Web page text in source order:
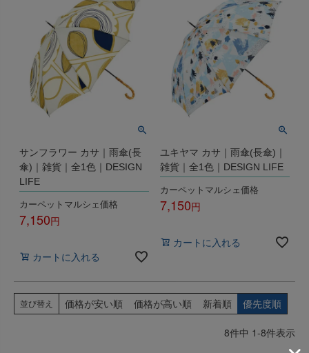
サンフラワー カサ｜雨傘(長
傘)｜雑貨｜全1色｜DESIGN
LIFE
カーペットマルシェ価格
7,150
カートに入れる
ユキヤマ カサ｜雨傘(長傘)｜
雑貨｜全1色｜DESIGN LIFE
カーペットマルシェ価格
7,150
カートに入れる
並び替え 価格が安い順 価格が高い順 新着順 優先度順
8件中 1-8件表示